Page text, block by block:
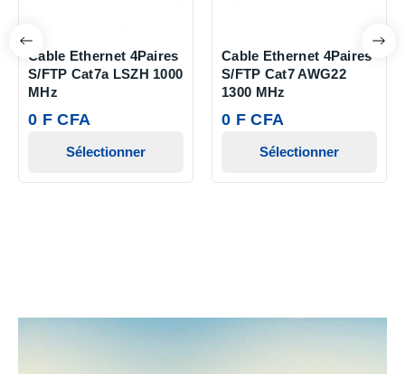
Cable Ethernet 4Paires
S/FTP Cat7a LSZH 1000
MHz
0 F CFA
Sélectionner
Cable Ethernet 4Paires
S/FTP Cat7 AWG22
1300 MHz
0 F CFA
Sélectionner